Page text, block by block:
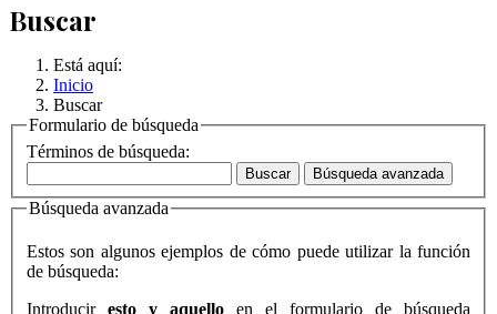
Buscar
Está aquí:
Inicio
Buscar
Formulario de búsqueda
Términos de búsqueda:
Buscar Búsqueda avanzada
Búsqueda avanzada
Estos son algunos ejemplos de cómo puede utilizar la función
de búsqueda:
Introducir esto y aquello en el formulario de búsqueda